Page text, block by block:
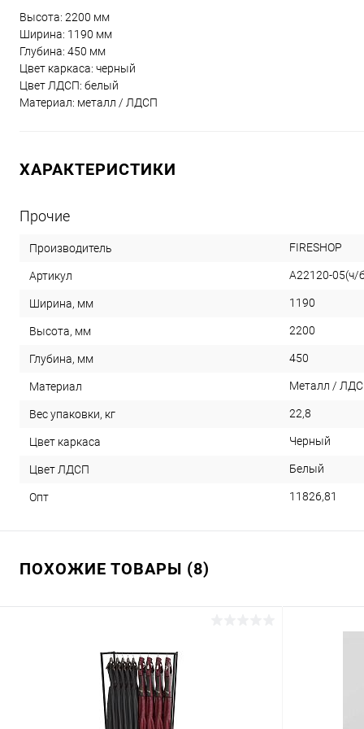
Высота: 2200 мм
Ширина: 1190 мм
Глубина: 450 мм
Цвет каркаса: черный
Цвет ЛДСП: белый
Материал: металл / ЛДСП
ХАРАКТЕРИСТИКИ
Прочие
Производитель FIRESHOP
Артикул A22120-05(ч/
Ширина, мм 1190
Высота, мм 2200
Глубина, мм 450
Материал Металл /
Вес упаковки, кг 22,8
Цвет каркаса Черный
Цвет ЛДСП Белый
Опт 11826,81
ПОХОЖИЕ ТОВАРЫ (8)